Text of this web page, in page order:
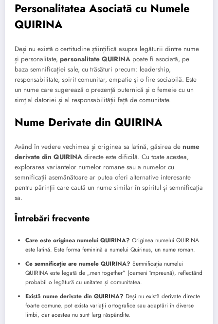
Personalitatea Asociată cu Numele
QUIRINA
Deși nu există o certitudine științifică asupra legăturii dintre nume
și personalitate, personalitate QUIRINA poate fi asociată, pe
baza semnificației sale, cu trăsături precum: leadership,
responsabilitate, spirit comunitar, empatie și o fire sociabilă. Este
un nume care sugerează o prezență puternică și o femeie cu un
simț al datoriei și al responsabilității față de comunitate.
Nume Derivate din QUIRINA
Având în vedere vechimea și originea sa latină, găsirea de nume
derivate din QUIRINA directe este dificilă. Cu toate acestea,
explorarea variantelor numelor romane sau a numelor cu
semnificații asemănătoare ar putea oferi alternative interesante
pentru părinții care caută un nume similar în spiritul și semnificația
sa.
Întrebări frecvente
Care este originea numelui QUIRINA? Originea numelui QUIRINA
este latină. Este forma feminină a numelui Quirinus, un nume roman.
Ce semnificație are numele QUIRINA? Semnificația numelui
QUIRINA este legată de „men together” (oameni împreună), reflectând
probabil o legătură cu unitatea și comunitatea.
Există nume derivate din QUIRINA? Deși nu există derivate directe
foarte comune, pot exista variații ortografice sau adaptări în diverse
limbi, dar acestea nu sunt larg răspândite.